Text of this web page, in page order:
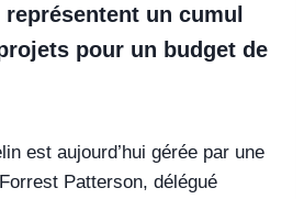
un cumul
pour un budget de
est aujourd’hui gérée par une
Patterson, délégué